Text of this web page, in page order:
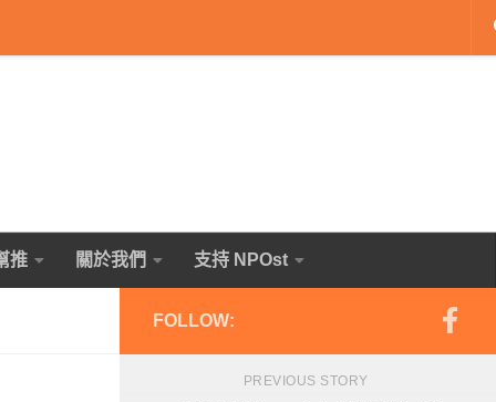
推 關於我們 支持 NPOst
FOLLOW:
PREVIOUS STORY